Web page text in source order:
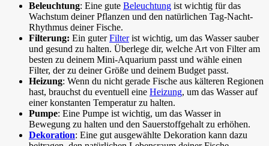
Beleuchtung: Eine gute Beleuchtung ist wichtig für das
Wachstum deiner Pflanzen und den natürlichen Tag-Nacht-
Rhythmus deiner Fische.
Filterung: Ein guterFilterist wichtig, um das Wasser sauber
und gesund zu halten. Überlege dir, welche Art von Filter am
besten zu deinem Mini-Aquarium passt und wähle einen
Filter, der zu deiner Größe und deinem Budget passt.
Heizung: Wenn du nicht gerade Fische aus kälteren Regionen
hast, brauchst du eventuell eine Heizung, um das Wasser auf
einer konstanten Temperatur zu halten.
Pumpe: Eine Pumpe ist wichtig, um das Wasser in
Bewegung zu halten und den Sauerstoffgehalt zu erhöhen.
Dekoration: Eine gut ausgewählte Dekoration kann dazu